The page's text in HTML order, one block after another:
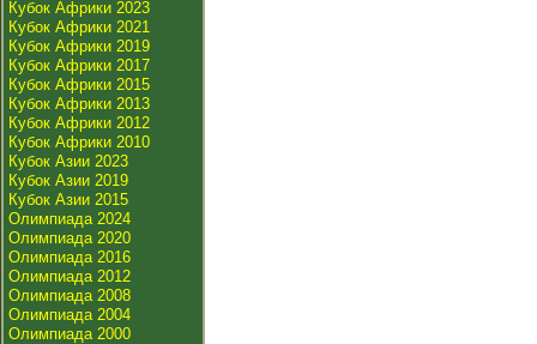
Кубок Африки 2023
Кубок Африки 2021
Кубок Африки 2019
Кубок Африки 2017
Кубок Африки 2015
Кубок Африки 2013
Кубок Африки 2012
Кубок Африки 2010
Кубок Азии 2023
Кубок Азии 2019
Кубок Азии 2015
Олимпиада 2024
Олимпиада 2020
Олимпиада 2016
Олимпиада 2012
Олимпиада 2008
Олимпиада 2004
Олимпиада 2000